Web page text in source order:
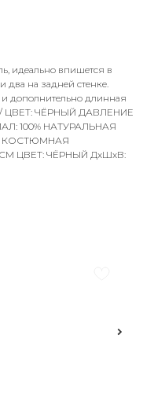
идеально впишется в
два на задней стенке.
дополнительно длинная
/ ЦВЕТ: ЧЁРНЫЙ ДАВЛЕНИЕ
100% НАТУРАЛЬНАЯ
КОСТЮМНАЯ
ЦВЕТ: ЧЁРНЫЙ ДxШxВ: